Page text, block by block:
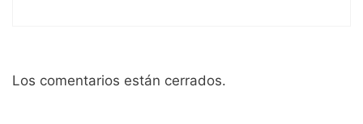
Los comentarios están cerrados.